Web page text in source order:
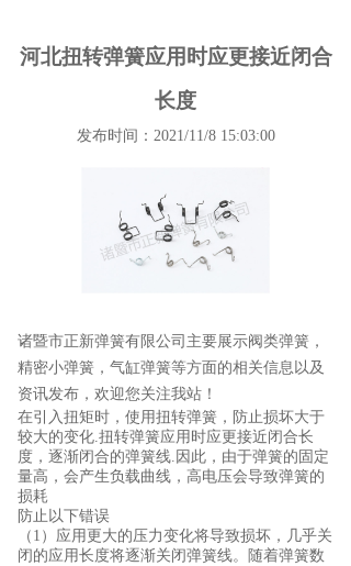
河北扭转弹簧应用时应更接近闭合
长度
发布时间：2021/11/8 15:03:00
诸暨市正新弹簧有限公司主要展示阀类弹簧 ，
精密小弹簧，气缸弹簧等方面的相关信息以及
资讯发布，欢迎您关注我站！
在引入扭矩时，使用扭转弹簧，防止损坏大于
较大的变化.扭转弹簧应用时应更接近闭合长
度，逐渐闭合的弹簧线. 因此，由于弹簧的固定
量高，会产生负载曲线，高电压会导致弹簧的
损耗
防止以下错误
（ 1 ）应用更大的压力变化将导致损坏，几乎关
闭的应用长度将逐渐关闭弹簧线。随着弹簧数